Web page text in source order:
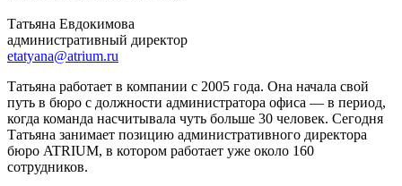
Татьяна Евдокимова
административный директор
etatyana@atrium.ru
Татьяна работает в компании с 2005 года. Она начала свой
путь в бюро с должности администратора офиса — в период,
когда команда насчитывала чуть больше 30 человек. Сегодня
Татьяна занимает позицию административного директора
бюро ATRIUM, в котором работает уже около 160
сотрудников.